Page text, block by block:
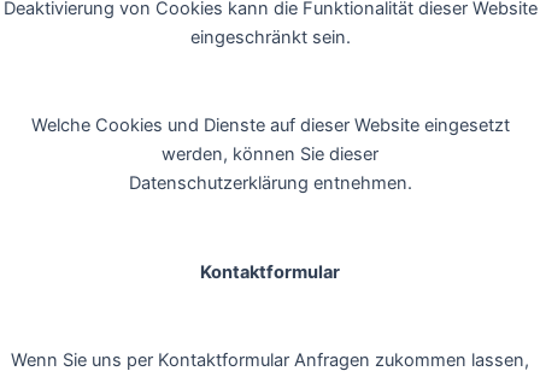
Deaktivierung von Cookies kann die Funktionalität dieser Website
eingeschränkt sein.
Welche Cookies und Dienste auf dieser Website eingesetzt
werden, können Sie dieser
Datenschutzerklärung entnehmen.
Kontaktformular
Wenn Sie uns per Kontaktformular Anfragen zukommen lassen,